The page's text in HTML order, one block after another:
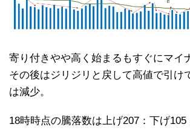
寄り付きやや高く始まるもすぐにマイ
その後はジリジリと戻して高値で引け
は減少。
18時時点の騰落数は上げ207：下げ105